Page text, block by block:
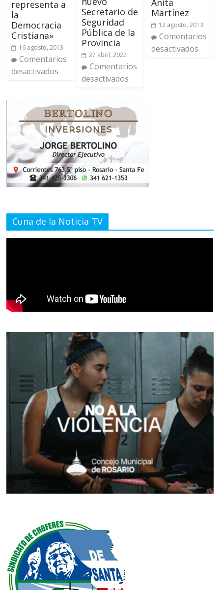
representa a
la
Democracia
Cristiana»
16 agosto, 2013
Comentarios
desactivados
Secretario de
Seguridad
Pública de la
Provincia
27 abril, 2022
Comentarios
desactivados
Martínez
12 agosto, 2013
Comentarios
desactivados
Cuna de la Noticia TV